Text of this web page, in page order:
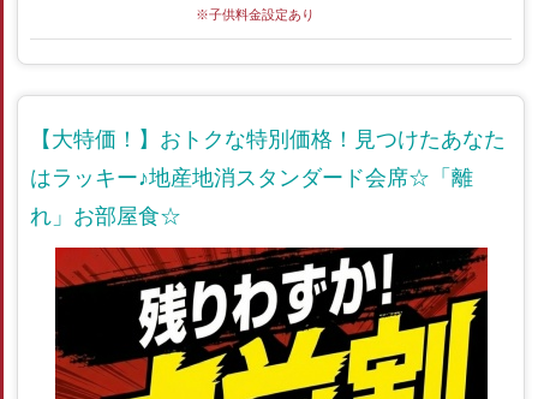
※子供料金設定あり
【大特価！】おトクな特別価格！見つけたあなた
はラッキー♪地産地消スタンダード会席☆「離
れ」お部屋食☆